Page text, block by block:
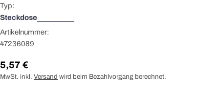
Typ:
Steckdose
Artikelnummer:
47236089
Regulärer
Preis
5,57 €
MwSt. inkl. Versand wird beim Bezahlvorgang berechnet.